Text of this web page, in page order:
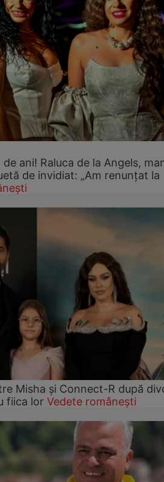
ani! Raluca de la Angels,
de invidiat: „Am renunțat la
Misha și Connect-R după
fiica lor Vedete românești